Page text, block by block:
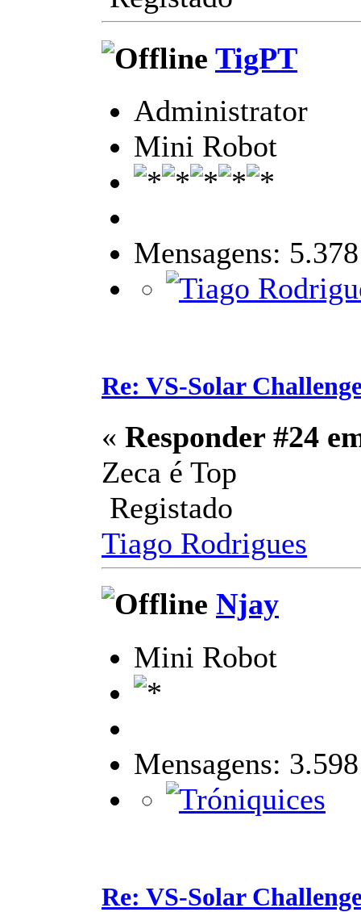
TigPT
Administrator
Mini Robot
Mensagens: 5.378
Re: VS-Solar
« Responder #24
Zeca é Top
Registado
Tiago Rodrigues
Njay
Mini Robot
Mensagens: 3.598
Re: VS-Solar